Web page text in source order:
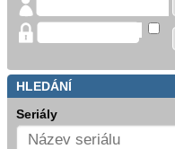
HLEDÁNÍ
Seriály